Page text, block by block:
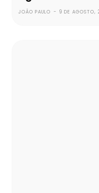
JOÃO PAULO - 9 DE AGOSTO,